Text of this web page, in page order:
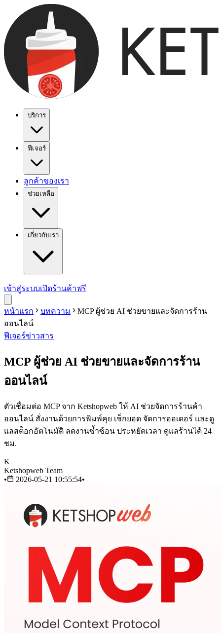
บริการ
ฟีเจอร์
ลูกค้าของเรา
ช่วยเหลือ
เกี่ยวกับเรา
เข้าสู่ระบบเปิดร้านค้าฟรี
หน้าแรก บทความ
MCP ผู้ช่วย AI ช่วยขายและจัดการร้าน
ออนไลน์
ฟีเจอร์ข่าวสาร
MCP ผู้ช่วย AI ช่วยขายและจัดการร้าน
ออนไลน์
ตัวเชื่อมต่อ MCP จาก Ketshopweb ให้ AI ช่วยจัดการร้านค้า
ออนไลน์ สั่งงานด้วยการพิมพ์คุย เช็กยอด จัดการออเดอร์ และดู
แลสต็อกอัตโนมัติ ลดงานซ้ำซ้อน ประหยัดเวลา ดูแลร้านได้ 24
ชม.
K
Ketshopweb Team
•
2026-05-21 10:55:54•